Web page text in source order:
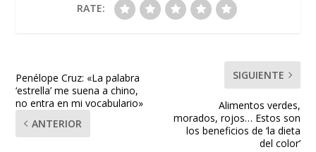
RATE:
Penélope Cruz: «La palabra
‘estrella’ me suena a chino,
no entra en mi vocabulario»
ANTERIOR
SIGUIENTE
Alimentos verdes,
morados, rojos… Estos son
los beneficios de ‘la dieta
del color’